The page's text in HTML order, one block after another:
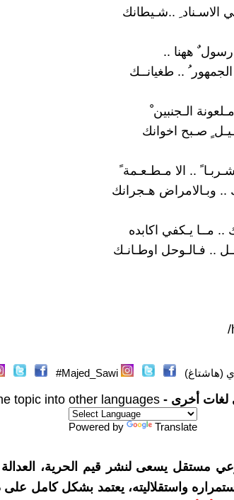
الاسـناد ِ ..شـيطانك
رسول ٌ ههنا ..
.. طغيانــك
الـجنبين
صـبح اخوانك
.. الا مـطـعـمة
وبـالامراض هـجرانك
مــا يـكفي اكابده
.. فـالـوحل اوطـانـك
/
(هاشتاغ) Majed_Sawi#
لغات أخرى - topic into other languages
Powered by Translate
مستقل يسعى لنشر قيم الحرية، العدالة
واستقلاليته، يعتمد بشكل كامل